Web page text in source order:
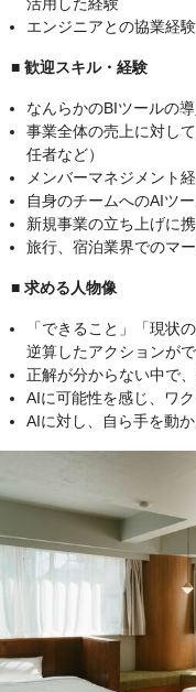
活用した経験
エンジニアとの協業経験
■ 歓迎スキル・経験
なんらかのBIツールの
事業全体の売上に対し
任者など）
メンバーマネジメント
自身のチームへのAIツ
新規事業の立ち上げに
旅行、宿泊業界でのマ
■ 求める人物像
「できること」「現状
逆算したアクションが
正解が分からない中で
AIに可能性を感じ、ワ
AIに対し、自ら手を動